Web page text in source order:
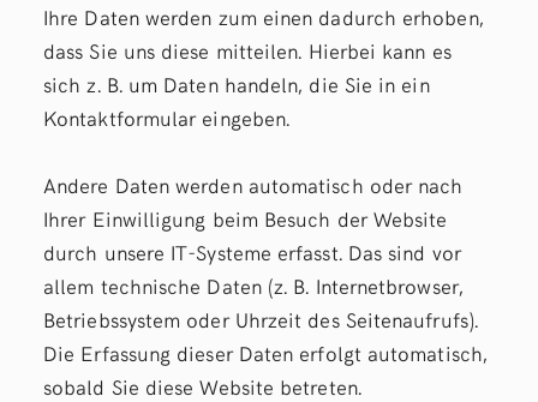
Ihre Daten werden zum einen dadurch erhoben,
dass Sie uns diese mitteilen. Hierbei kann es
sich z. B. um Daten handeln, die Sie in ein
Kontaktformular eingeben.
Andere Daten werden automatisch oder nach
Ihrer Einwilligung beim Besuch der Website
durch unsere IT-Systeme erfasst. Das sind vor
allem technische Daten (z. B. Internetbrowser,
Betriebssystem oder Uhrzeit des Seitenaufrufs).
Die Erfassung dieser Daten erfolgt automatisch,
sobald Sie diese Website betreten.